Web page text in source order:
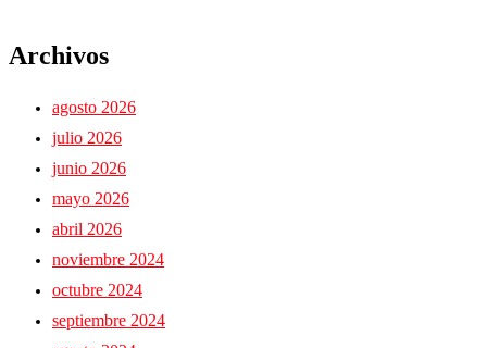
Archivos
agosto 2026
julio 2026
junio 2026
mayo 2026
abril 2026
noviembre 2024
octubre 2024
septiembre 2024